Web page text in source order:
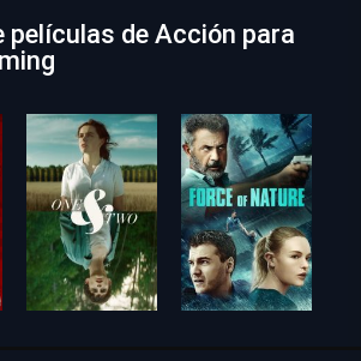
películas de Acción para